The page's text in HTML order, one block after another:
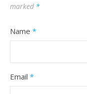
marked *
Name *
Email *